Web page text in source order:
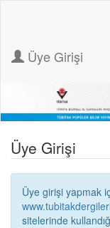
Üye Girişi
Üye Girişi
Üye girişi yapmak
sitelerinde